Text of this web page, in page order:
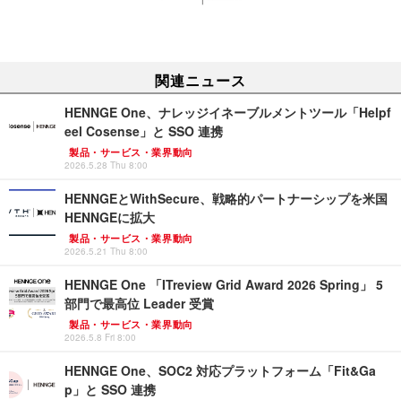
関連ニュース
HENNGE One、ナレッジイネーブルメントツール「Helpf
eel Cosense」と SSO 連携
製品・サービス・業界動向
2026.5.28 Thu 8:00
HENNGEとWithSecure、戦略的パートナーシップを米国
HENNGEに拡大
製品・サービス・業界動向
2026.5.21 Thu 8:00
HENNGE One 「ITreview Grid Award 2026 Spring」 5
部門で最高位 Leader 受賞
製品・サービス・業界動向
2026.5.8 Fri 8:00
HENNGE One、SOC2 対応プラットフォーム「Fit&Ga
p」と SSO 連携